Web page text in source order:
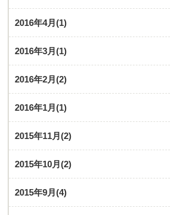
2016年4月(1)
2016年3月(1)
2016年2月(2)
2016年1月(1)
2015年11月(2)
2015年10月(2)
2015年9月(4)